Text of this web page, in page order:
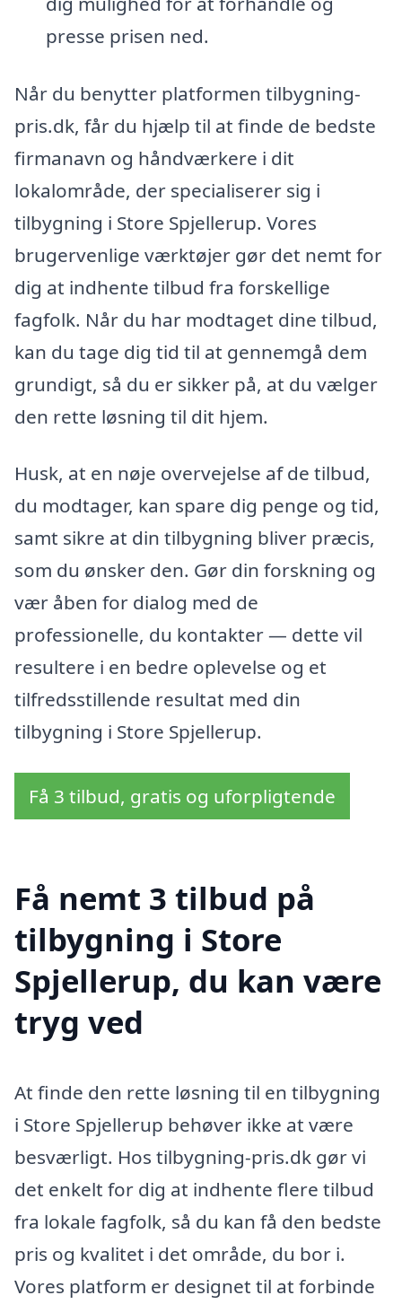
presse prisen ned.
Når du benytter platformen tilbygning-
pris.dk, får du hjælp til at finde de bedste
firmanavn og håndværkere i dit
lokalområde, der specialiserer sig i
tilbygning i Store Spjellerup. Vores
brugervenlige værktøjer gør det nemt for
dig at indhente tilbud fra forskellige
fagfolk. Når du har modtaget dine tilbud,
kan du tage dig tid til at gennemgå dem
grundigt, så du er sikker på, at du vælger
den rette løsning til dit hjem.
Husk, at en nøje overvejelse af de tilbud,
du modtager, kan spare dig penge og tid,
samt sikre at din tilbygning bliver præcis,
som du ønsker den. Gør din forskning og
vær åben for dialog med de
professionelle, du kontakter — dette vil
resultere i en bedre oplevelse og et
tilfredsstillende resultat med din
tilbygning i Store Spjellerup.
Få 3 tilbud, gratis og uforpligtende
Få nemt 3 tilbud på
tilbygning i Store
Spjellerup, du kan være
tryg ved
At finde den rette løsning til en tilbygning
i Store Spjellerup behøver ikke at være
besværligt. Hos tilbygning-pris.dk gør vi
det enkelt for dig at indhente flere tilbud
fra lokale fagfolk, så du kan få den bedste
pris og kvalitet i det område, du bor i.
Vores platform er designet til at forbinde